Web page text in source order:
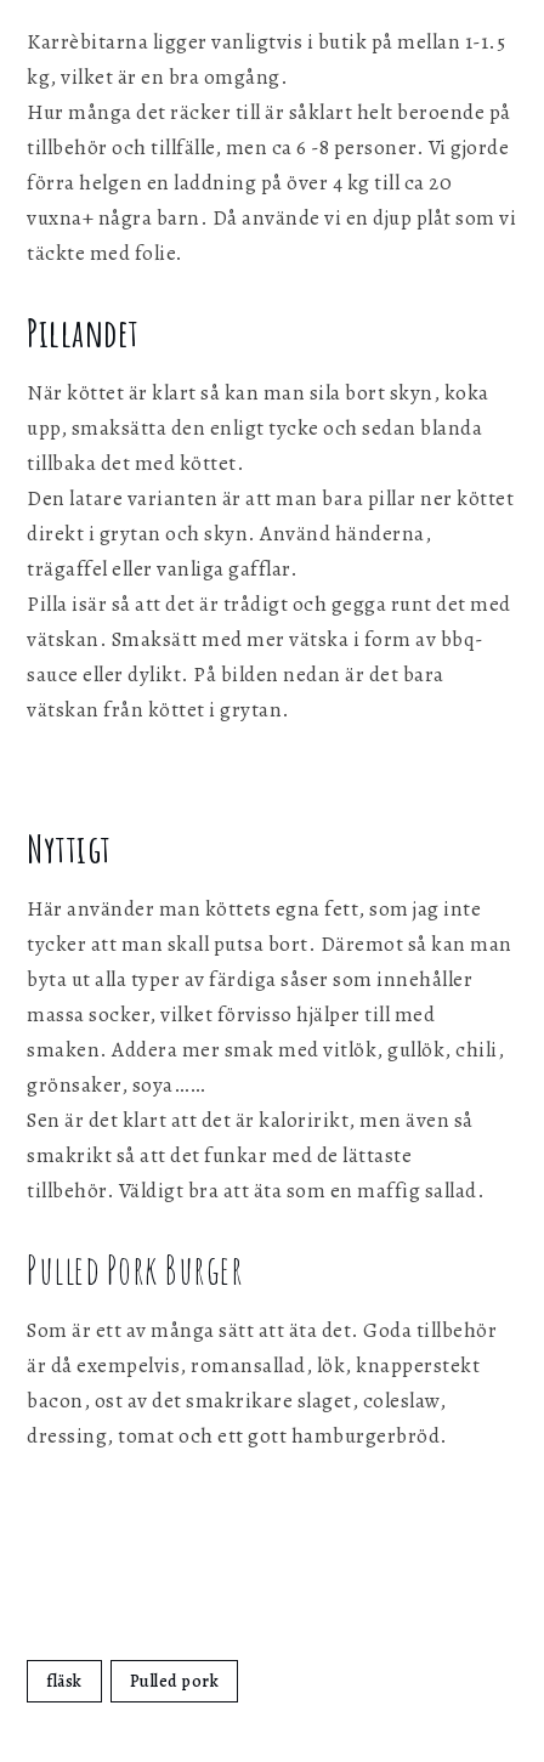
Karrèbitarna ligger vanligtvis i butik på mellan 1-1.5
kg, vilket är en bra omgång.
Hur många det räcker till är såklart helt beroende på
tillbehör och tillfälle, men ca 6 -8 personer. Vi gjorde
förra helgen en laddning på över 4 kg till ca 20
vuxna+ några barn. Då använde vi en djup plåt som vi
täckte med folie.
Pillandet
När köttet är klart så kan man sila bort skyn, koka
upp, smaksätta den enligt tycke och sedan blanda
tillbaka det med köttet.
Den latare varianten är att man bara pillar ner köttet
direkt i grytan och skyn. Använd händerna,
trägaffel eller vanliga gafflar.
Pilla isär så att det är trådigt och gegga runt det med
vätskan. Smaksätt med mer vätska i form av bbq-
sauce eller dylikt. På bilden nedan är det bara
vätskan från köttet i grytan.
Nyttigt
Här använder man köttets egna fett, som jag inte
tycker att man skall putsa bort. Däremot så kan man
byta ut alla typer av färdiga såser som innehåller
massa socker, vilket förvisso hjälper till med
smaken. Addera mer smak med vitlök, gullök, chili,
grönsaker, soya……
Sen är det klart att det är kaloririkt, men även så
smakrikt så att det funkar med de lättaste
tillbehör. Väldigt bra att äta som en maffig sallad.
Pulled Pork Burger
Som är ett av många sätt att äta det. Goda tillbehör
är då exempelvis, romansallad, lök, knapperstekt
bacon, ost av det smakrikare slaget, coleslaw,
dressing, tomat och ett gott hamburgerbröd.
fläsk Pulled pork